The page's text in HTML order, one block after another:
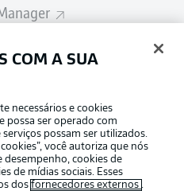
GROUP
Modo de visualização
COM A SUA
necessários e cookies
possa ser operado com
possam ser utilizados.
você autoriza que nós
desempenho, cookies de
de mídias sociais. Esses
dosfornecedores externos .